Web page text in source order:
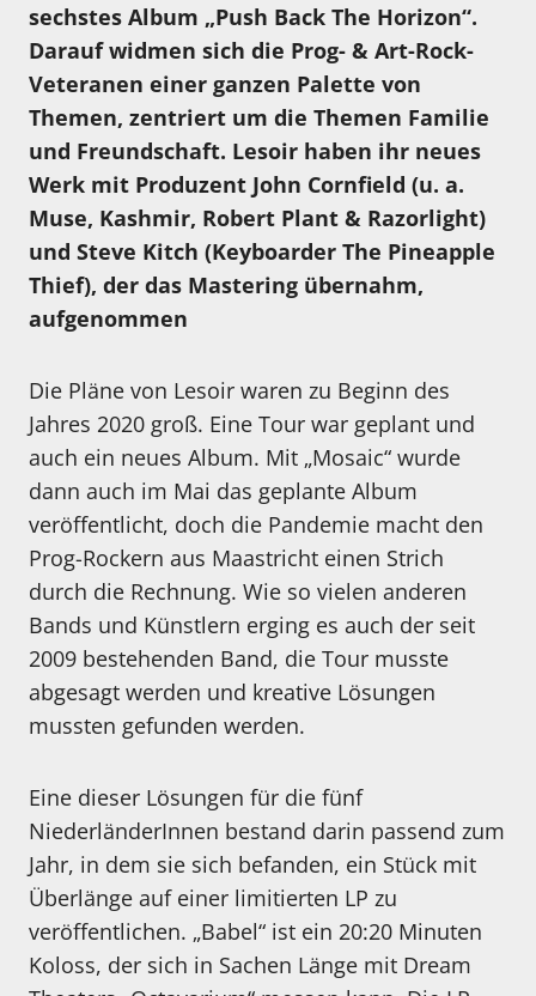
sechstes Album „Push Back The Horizon“.
Darauf widmen sich die Prog- & Art-Rock-
Veteranen einer ganzen Palette von
Themen, zentriert um die Themen Familie
und Freundschaft. Lesoir haben ihr neues
Werk mit Produzent John Cornfield (u. a.
Muse, Kashmir, Robert Plant & Razorlight)
und Steve Kitch (Keyboarder The Pineapple
Thief), der das Mastering übernahm,
aufgenommen
Die Pläne von Lesoir waren zu Beginn des
Jahres 2020 groß. Eine Tour war geplant und
auch ein neues Album. Mit „Mosaic“ wurde
dann auch im Mai das geplante Album
veröffentlicht, doch die Pandemie macht den
Prog-Rockern aus Maastricht einen Strich
durch die Rechnung. Wie so vielen anderen
Bands und Künstlern erging es auch der seit
2009 bestehenden Band, die Tour musste
abgesagt werden und kreative Lösungen
mussten gefunden werden.
Eine dieser Lösungen für die fünf
NiederländerInnen bestand darin passend zum
Jahr, in dem sie sich befanden, ein Stück mit
Überlänge auf einer limitierten LP zu
veröffentlichen. „Babel“ ist ein 20:20 Minuten
Koloss, der sich in Sachen Länge mit Dream